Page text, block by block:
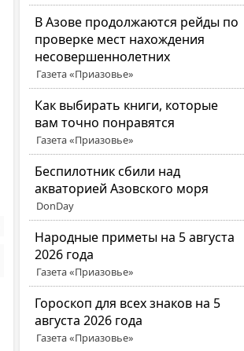
В Азове продолжаются рейды по
проверке мест нахождения
несовершеннолетних
Газета «Приазовье»
Как выбирать книги, которые
вам точно понравятся
Газета «Приазовье»
Беспилотник сбили над
акваторией Азовского моря
DonDay
Народные приметы на 5 августа
2026 года
Газета «Приазовье»
Гороскоп для всех знаков на 5
августа 2026 года
Газета «Приазовье»